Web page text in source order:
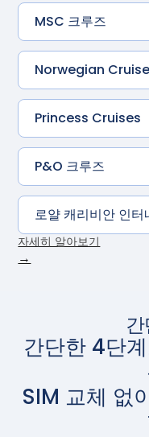
MSC 크루즈
Norwegian
Princess Cruises
P&O 크루즈
로얄 캐리비안 인터
자세히 알아보기
→
간단한 4단
SIM 교체 없